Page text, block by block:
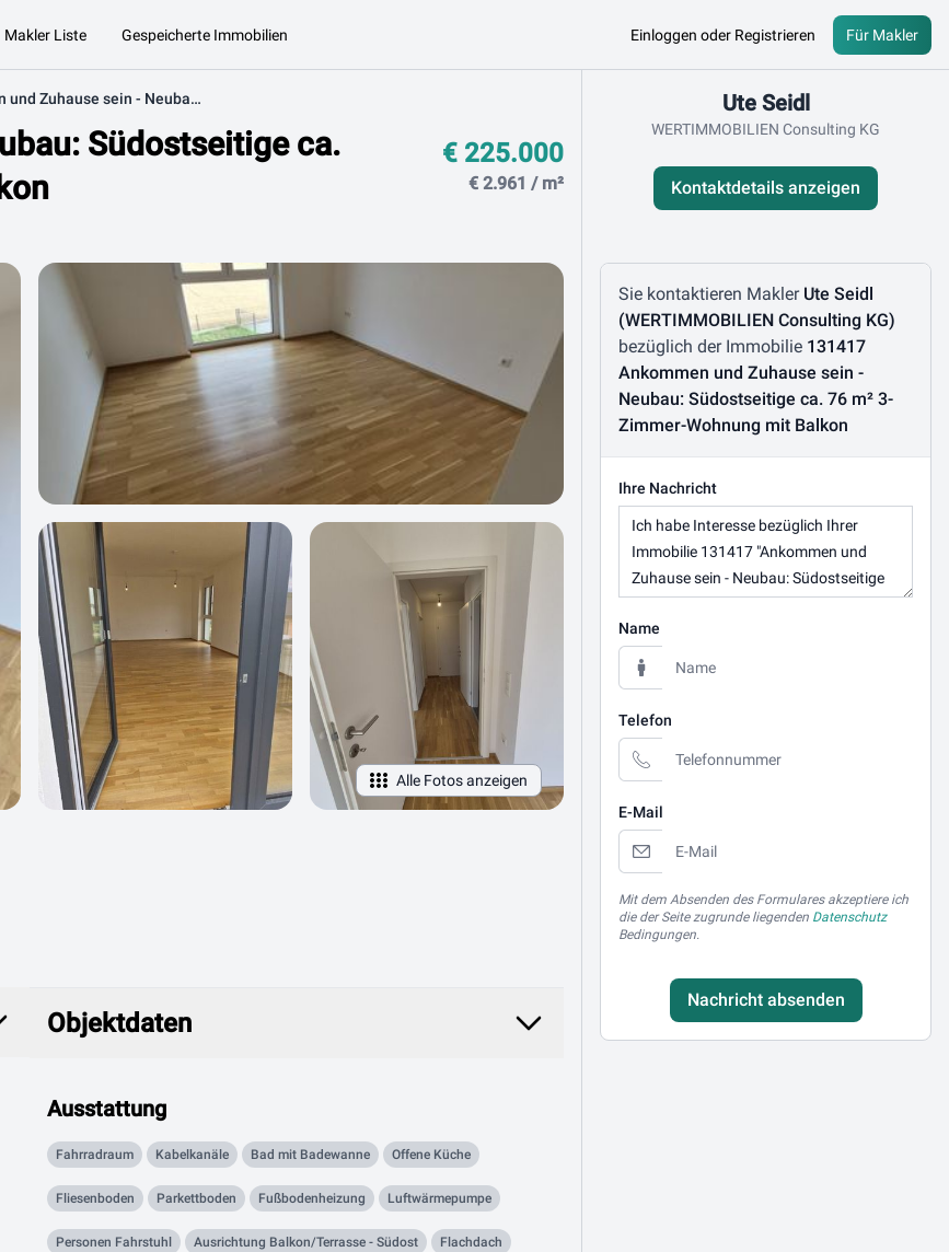
Makler Liste Gespeicherte Immobilien Einloggen oder Registrieren Für Makler
Ankommen und Zuhause sein - Neubau: Südostseitige ca. 76 m² 3-Zimmer-Wohnung mit Balkon
Südostseitige ca.
€ 225.000
€ 2.961 / m²
Alle Fotos anzeigen
Objektdaten
Ausstattung
Fahrradraum Kabelkanäle Bad mit Badewanne Offene Küche
Fliesenboden Parkettboden Fußbodenheizung Luftwärmepumpe
Personen Fahrstuhl Ausrichtung Balkon/Terrasse - Südost Flachdach
Ute Seidl
WERTIMMOBILIEN Consulting KG
Kontaktdetails anzeigen
Nachricht schreiben
Sie kontaktieren Makler Ute Seidl
(WERTIMMOBILIEN Consulting KG)
bezüglich der Immobilie 131417
Ankommen und Zuhause sein -
Neubau: Südostseitige ca. 76 m² 3-
Zimmer-Wohnung mit Balkon
Ihre Nachricht
Name
Telefon
E-Mail
Mit dem Absenden des Formulares akzeptiere ich
die der Seite zugrunde liegenden Datenschutz
Bedingungen.
Nachricht absenden